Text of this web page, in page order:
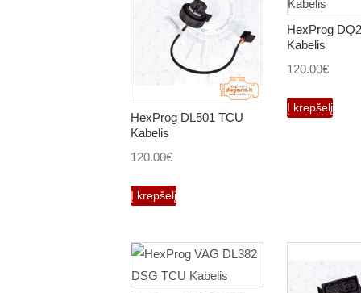
HexProg DL501 TCU
Kabelis
120.00€
Į krepšelį
HexProg
Kabelis
120.00€
Į krepšelį